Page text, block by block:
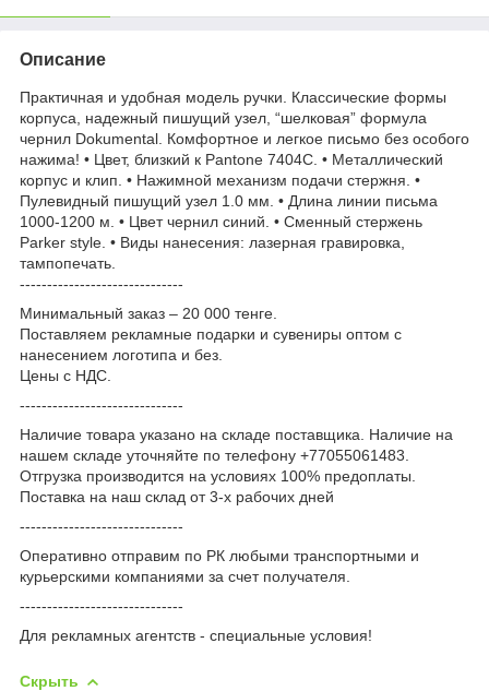
Описание
Практичная и удобная модель ручки. Классические формы
корпуса, надежный пишущий узел, “шелковая” формула
чернил Dokumental. Комфортное и легкое письмо без особого
нажима! • Цвет, близкий к Pantone 7404C. • Металлический
корпус и клип. • Нажимной механизм подачи стержня. •
Пулевидный пишущий узел 1.0 мм. • Длина линии письма
1000-1200 м. • Цвет чернил синий. • Сменный стержень
Parker style. • Виды нанесения: лазерная гравировка,
тампопечать.
------------------------------
Минимальный заказ – 20 000 тенге.
Поставляем рекламные подарки и сувениры оптом с
нанесением логотипа и без.
Цены с НДС.
------------------------------
Наличие товара указано на складе поставщика. Наличие на
нашем складе уточняйте по телефону +77055061483.
Отгрузка производится на условиях 100% предоплаты.
Поставка на наш склад от 3-x рабочих дней
------------------------------
Оперативно отправим по РК любыми транспортными и
курьерскими компаниями за счет получателя.
------------------------------
Для рекламных агентств - специальные условия!
Скрыть